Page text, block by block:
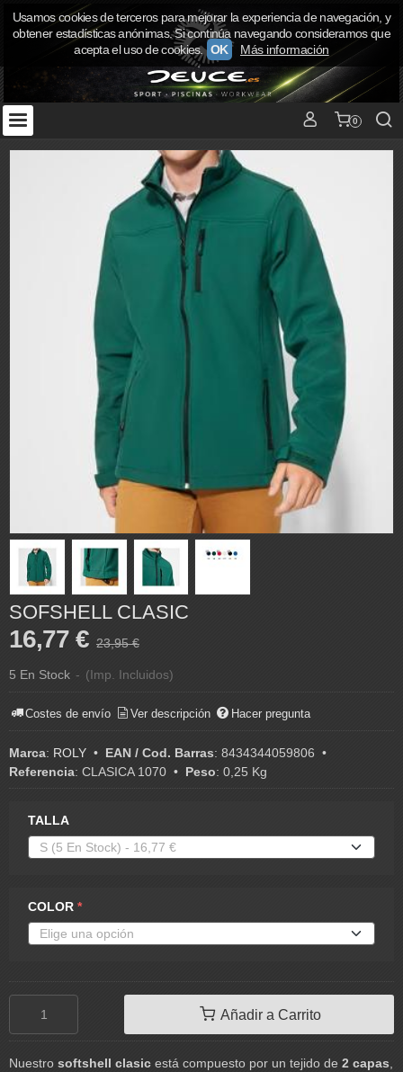
0
SOFSHELL CLASIC
16,77 € 23,95 €
5 En Stock - (Imp. Incluidos)
Costes de envío Ver descripción Hacer pregunta
Marca: ROLY • EAN / Cod. Barras: 8434344059806 •
Referencia: CLASICA 1070 • Peso: 0,25 Kg
TALLA
COLOR *
Añadir a Carrito
Nuestro softshell clasic está compuesto por un tejido de 2 capas
Usamos cookies de terceros para mejorar la experiencia de navegación, y
obtener estadísticas anónimas. Si continúa navegando consideramos que
acepta el uso de cookies. OK Más información